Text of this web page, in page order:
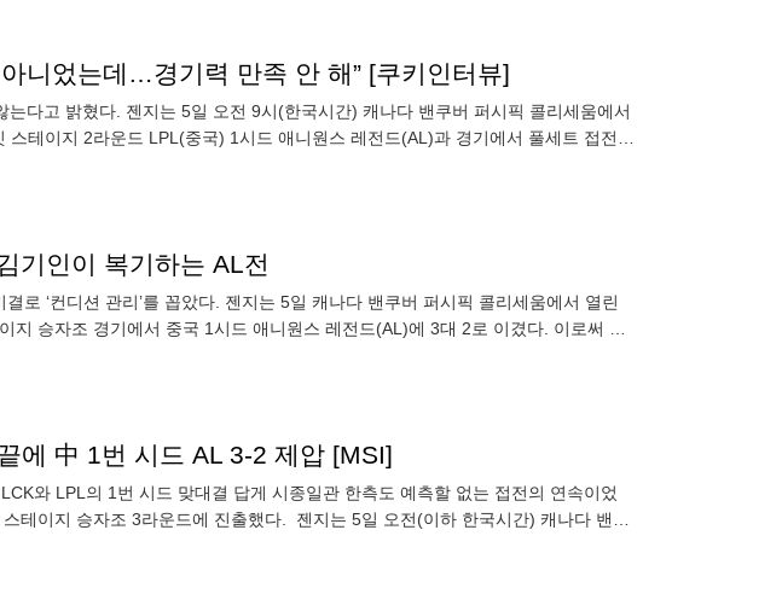
아니었는데…경기력 만족 안 해” [쿠키인터뷰]
는다고 밝혔다. 젠지는 5일 오전 9시(한국시간) 캐나다 밴쿠버 퍼시픽 콜리세움에서
스테이지 2라운드 LPL(중국) 1시드 애니원스 레전드(AL)과 경기에서 풀세트 접전
기인이 복기하는 AL전
로 ‘컨디션 관리’를 꼽았다. 젠지는 5일 캐나다 밴쿠버 퍼시픽 콜리세움에서 열린
지 승자조 경기에서 중국 1시드 애니원스 레전드(AL)에 3대 2로 이겼다. 이로써 젠
에 中 1번 시드 AL 3-2 제압 [MSI]
와 LPL의 1번 시드 맞대결 답게 시종일관 한측도 예측할 없는 접전의 연속이었
테이지 승자조 3라운드에 진출했다. 젠지는 5일 오전(이하 한국시간) 캐나다 밴쿠